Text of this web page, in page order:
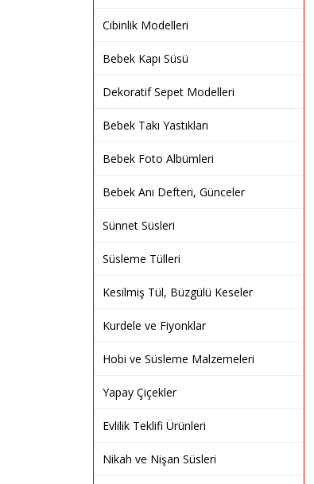
Cibinlik Modelleri
Bebek Kapı Süsü
Dekoratif Sepet Modelleri
Bebek Takı Yastıkları
Bebek Foto Albümleri
Bebek Anı Defteri, Günceler
Sünnet Süsleri
Süsleme Tülleri
Kesilmiş Tül, Büzgülü Keseler
Kurdele ve Fiyonklar
Hobi ve Süsleme Malzemeleri
Yapay Çiçekler
Evlilik Teklifi Ürünleri
Nikah ve Nişan Süsleri